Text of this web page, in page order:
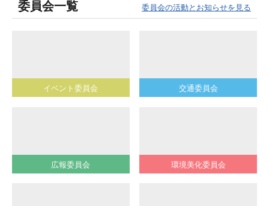
委員会一覧 委員会の活動とお知らせを見る
イベント委員会 交通委員会
広報委員会 環境美化委員会